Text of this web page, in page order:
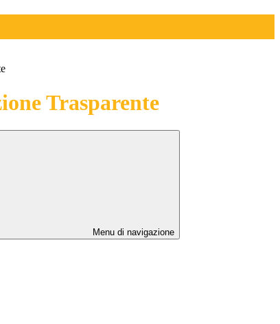
Trasparente
Menu di navigazione